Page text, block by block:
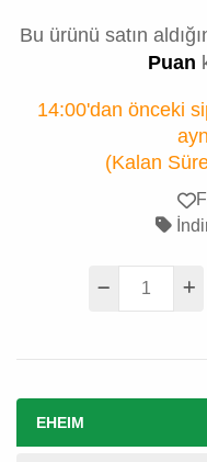
Bu ürünü satın
Puan
14:00'dan önceki
(Kalan
EHEIM